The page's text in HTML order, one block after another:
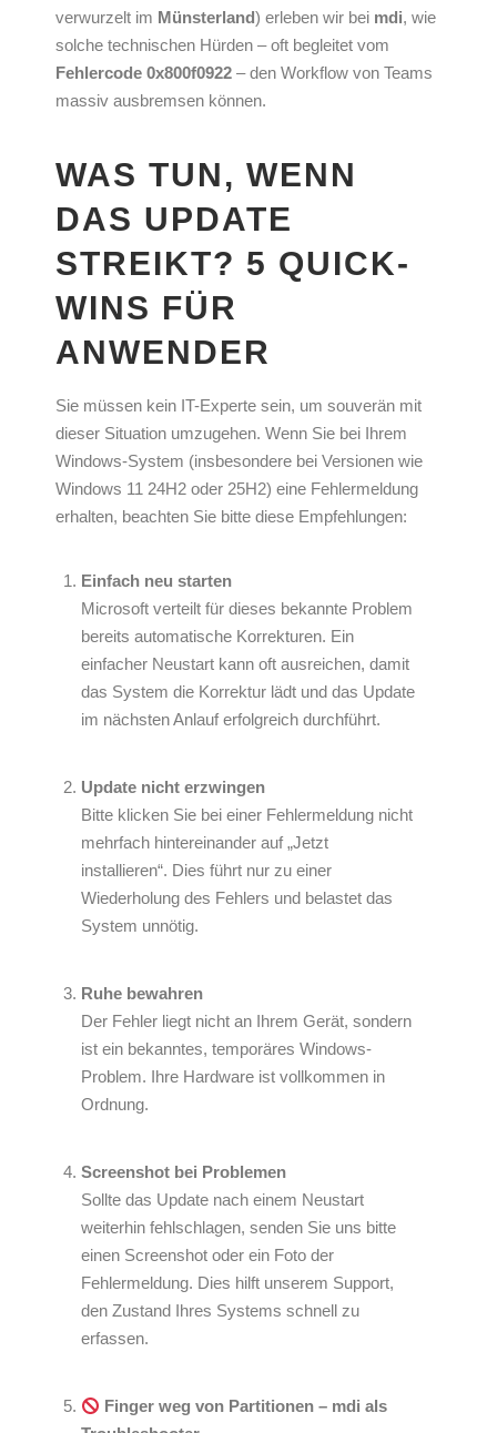
verwurzelt im Münsterland) erleben wir bei mdi, wie
solche technischen Hürden – oft begleitet vom
Fehlercode 0x800f0922 – den Workflow von Teams
massiv ausbremsen können.
WAS TUN, WENN
DAS UPDATE
STREIKT? 5 QUICK-
WINS FÜR
ANWENDER
Sie müssen kein IT-Experte sein, um souverän mit
dieser Situation umzugehen. Wenn Sie bei Ihrem
Windows-System (insbesondere bei Versionen wie
Windows 11 24H2 oder 25H2) eine Fehlermeldung
erhalten, beachten Sie bitte diese Empfehlungen:
Einfach neu starten
Microsoft verteilt für dieses bekannte Problem
bereits automatische Korrekturen. Ein
einfacher Neustart kann oft ausreichen, damit
das System die Korrektur lädt und das Update
im nächsten Anlauf erfolgreich durchführt.
Update nicht erzwingen
Bitte klicken Sie bei einer Fehlermeldung nicht
mehrfach hintereinander auf „Jetzt
installieren“. Dies führt nur zu einer
Wiederholung des Fehlers und belastet das
System unnötig.
Ruhe bewahren
Der Fehler liegt nicht an Ihrem Gerät, sondern
ist ein bekanntes, temporäres Windows-
Problem. Ihre Hardware ist vollkommen in
Ordnung.
Screenshot bei Problemen
Sollte das Update nach einem Neustart
weiterhin fehlschlagen, senden Sie uns bitte
einen Screenshot oder ein Foto der
Fehlermeldung. Dies hilft unserem Support,
den Zustand Ihres Systems schnell zu
erfassen.
Finger weg von Partitionen – mdi als